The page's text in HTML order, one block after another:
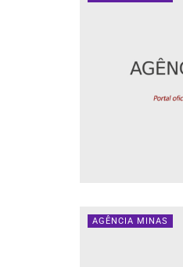
AGÊNCIA MINAS